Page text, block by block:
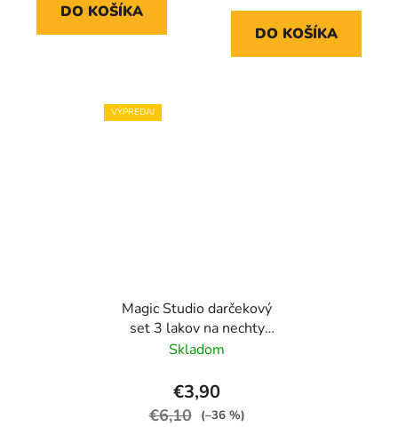
DO KOŠÍKA
DO KOŠÍKA
VÝPREDAJ
Magic Studio darčekový
set 3 lakov na nechty
Sweet Pastel
Skladom
€3,90
€6,10 (–36 %)